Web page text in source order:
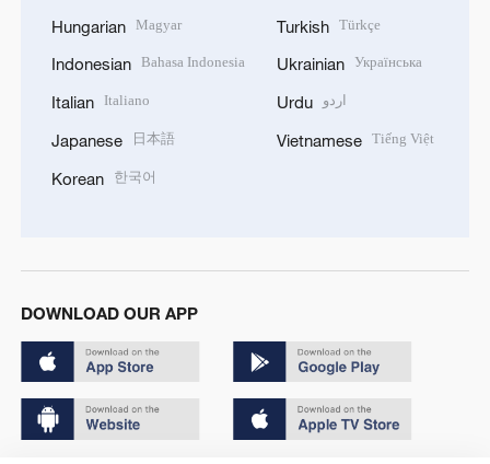
Hungarian Magyar
Indonesian Bahasa Indonesia
Italian Italiano
Japanese 日本語
Korean 한국어
Turkish Türkçe
Ukrainian Українська
Urdu اردو
Vietnamese Tiếng Việt
DOWNLOAD OUR APP